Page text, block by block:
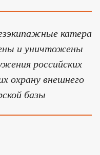
катера
и уничтожены
российских
охрану внешнего
базы